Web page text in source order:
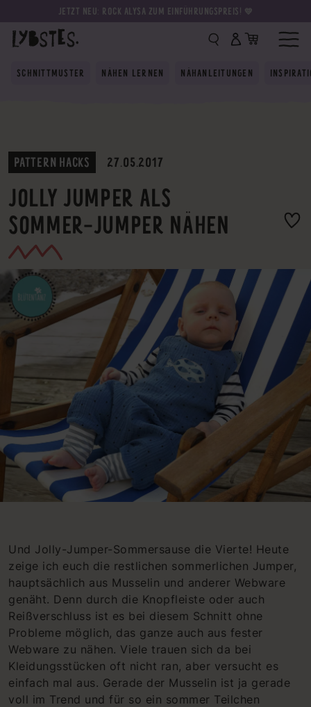
JETZT NEU: ROCK ALYSA ZUM EINFÜHRUNGSPREIS! 💛
SCHNITTMUSTER NÄHEN LERNEN NÄHANLEITUNGEN
PATTERN HACKS 27.05.2017
JOLLY JUMPER ALS
SOMMER-JUMPER NÄHEN
Und Jolly-Jumper-Sommersause die Vierte! Heute
zeige ich euch die restlichen sommerlichen Jumper,
hauptsächlich aus Musselin und anderer Webware
genäht. Denn durch die Knopfleiste oder auch
Reißverschluss ist es bei diesem Schnitt ohne
Probleme möglich, das ganze auch aus fester
Webware zu nähen. Viele trauen sich da bei
Kleidungsstücken oft nicht ran, aber versucht es
einfach mal aus. Gerade der Musselin ist ja gerade
voll im Trend und für so ein sommer Teilchen